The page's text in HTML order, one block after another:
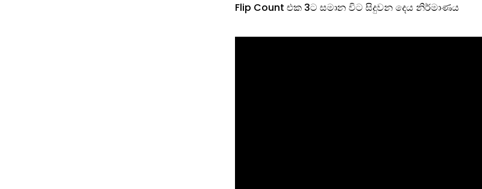
Flip Count එක 3‌ට සමාන වි‌ට සිදුවන දෙය නිර්මාණය